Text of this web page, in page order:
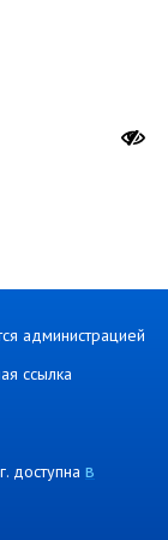
администрацией
ссылка
доступна в